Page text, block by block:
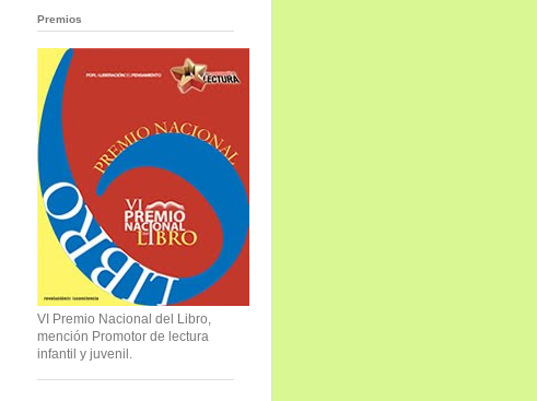
Premios
VI Premio Nacional del Libro,
mención Promotor de lectura
infantil y juvenil.